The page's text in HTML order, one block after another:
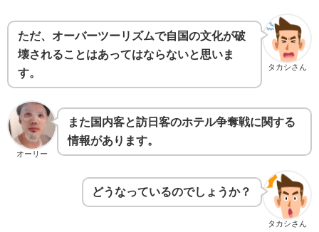
タカシさん
ただ、オーバーツーリズムで自国の文化が破
壊されることはあってはならないと思いま
す。
オーリー
また国内客と訪日客のホテル争奪戦に関する
情報があります。
タカシさん
どうなっているのでしょうか？